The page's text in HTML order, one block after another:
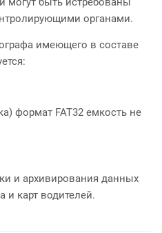
органами.
имеющего в составе
формат FAT32 емкость не
и архивирования данных
и карт водителей.